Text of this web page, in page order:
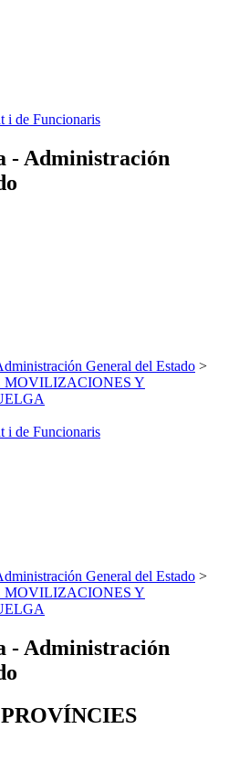
i de Funcionaris
- Administración
General del Estado >
Y
i de Funcionaris
General del Estado >
Y
- Administración